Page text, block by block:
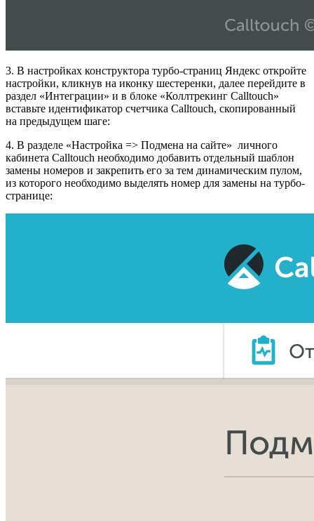
3. В настройках конструктора турбо-страниц Яндекс откройте
настройки, кликнув на иконку шестеренки, далее перейдите в
раздел «Интеграции» и в блоке «Коллтрекинг Calltouch»
вставьте идентификатор счетчика Calltouch, скопированный
на предыдущем шаге:
4. В разделе «Настройка => Подмена на сайте» личного
кабинета Calltouch необходимо добавить отдельный шаблон
замены номеров и закрепить его за тем динамическим пулом,
из которого необходимо выделять номер для замены на турбо-
странице: